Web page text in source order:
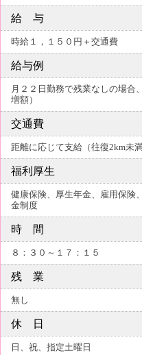
給 与
時給１，１５０円＋交通費
給与例
月２２日勤務で残業なしの場合
増額）
交通費
距離に応じて支給（往復2km未
福利厚生
健康保険、厚生年金、雇用保険
金制度
時 間
８：３０～１７：１５
残 業
無し
休 日
日、祝、指定土曜日